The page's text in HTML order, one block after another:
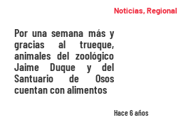
Noticias,Regional
Hace 6 años
Por una semana más y
gracias al trueque,
animales del zoológico
Jaime Duque y del
Santuario de Osos
cuentan con alimentos